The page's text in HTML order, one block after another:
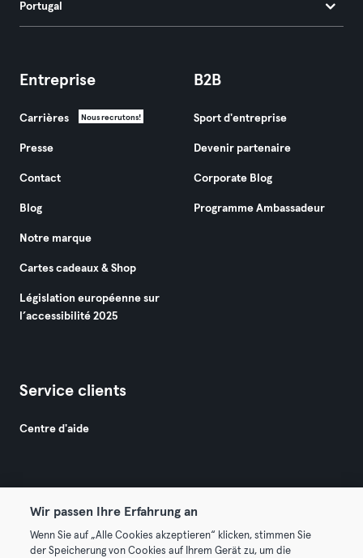
Portugal
Entreprise
Carrières Nous recrutons!
Presse
Contact
Blog
Notre marque
Cartes cadeaux & Shop
Législation européenne sur
l’accessibilité 2025
B2B
Sport d'entreprise
Devenir partenaire
Corporate Blog
Programme Ambassadeur
Service clients
Centre d'aide
© 2026 Urban Sports Group GmbH. All rights reserved.
Wir passen Ihre Erfahrung an
Wenn Sie auf „Alle Cookies akzeptieren“ klicken, stimmen Sie
der Speicherung von Cookies auf Ihrem Gerät zu, um die